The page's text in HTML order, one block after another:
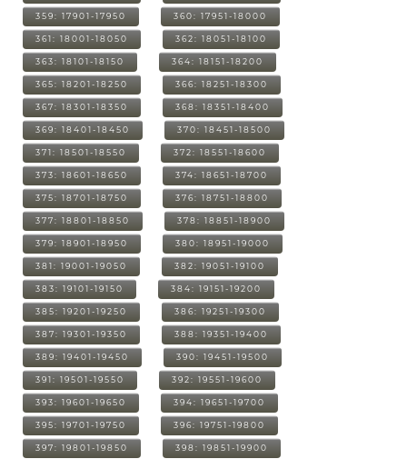
359: 17901-17950 360: 17951-18000
361: 18001-18050 362: 18051-18100
363: 18101-18150 364: 18151-18200
365: 18201-18250 366: 18251-18300
367: 18301-18350 368: 18351-18400
369: 18401-18450 370: 18451-18500
371: 18501-18550 372: 18551-18600
373: 18601-18650 374: 18651-18700
375: 18701-18750 376: 18751-18800
377: 18801-18850 378: 18851-18900
379: 18901-18950 380: 18951-19000
381: 19001-19050 382: 19051-19100
383: 19101-19150 384: 19151-19200
385: 19201-19250 386: 19251-19300
387: 19301-19350 388: 19351-19400
389: 19401-19450 390: 19451-19500
391: 19501-19550 392: 19551-19600
393: 19601-19650 394: 19651-19700
395: 19701-19750 396: 19751-19800
397: 19801-19850 398: 19851-19900